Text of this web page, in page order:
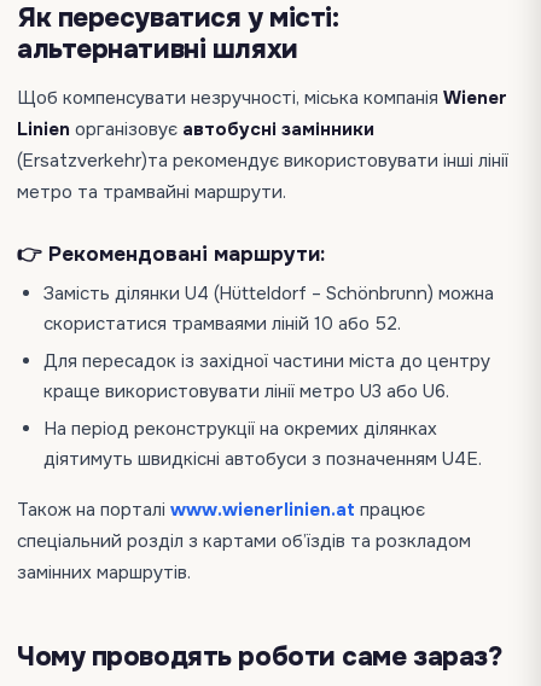
Як пересуватися у місті:
альтернативні шляхи
Щоб компенсувати незручності, міська компанія Wiener
Linien організовує автобусні замінники
(Ersatzverkehr)та рекомендує використовувати інші лінії
метро та трамвайні маршрути.
👉 Рекомендовані маршрути:
Замість ділянки U4 (Hütteldorf – Schönbrunn) можна
скористатися трамваями ліній 10 або 52.
Для пересадок із західної частини міста до центру
краще використовувати лінії метро U3 або U6.
На період реконструкції на окремих ділянках
діятимуть швидкісні автобуси з позначенням U4E.
Також на порталі www.wienerlinien.at працює
спеціальний розділ з картами об’їздів та розкладом
замінних маршрутів.
Чому проводять роботи саме зараз?